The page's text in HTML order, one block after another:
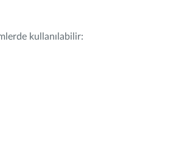
kullanılabilir: